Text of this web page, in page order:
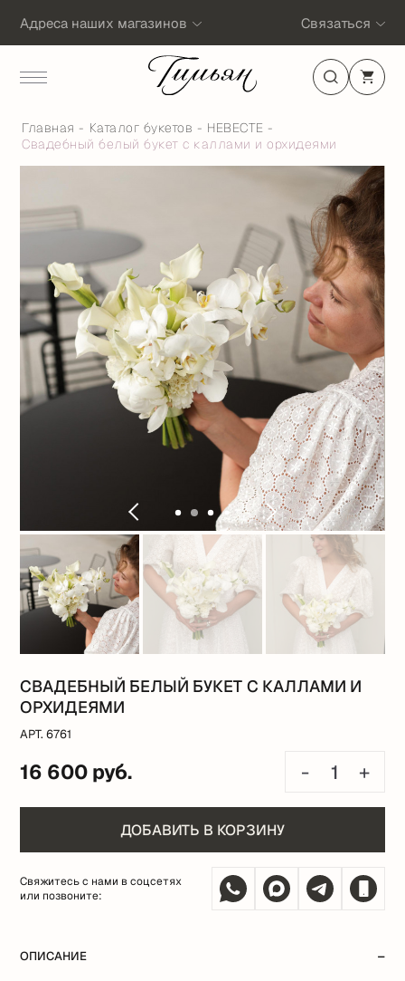
Адреса наших магазинов Связаться
Главная Каталог букетов
НЕВЕСТЕ
Свадебный белый букет с каллами и орхидеями
СВАДЕБНЫЙ БЕЛЫЙ БУКЕТ С КАЛЛАМИ И
ОРХИДЕЯМИ
АРТ. 6761
16 600 руб. - +
ДОБАВИТЬ В КОРЗИНУ
Свяжитесь с нами в соцсетях
или позвоните:
ОПИСАНИЕ